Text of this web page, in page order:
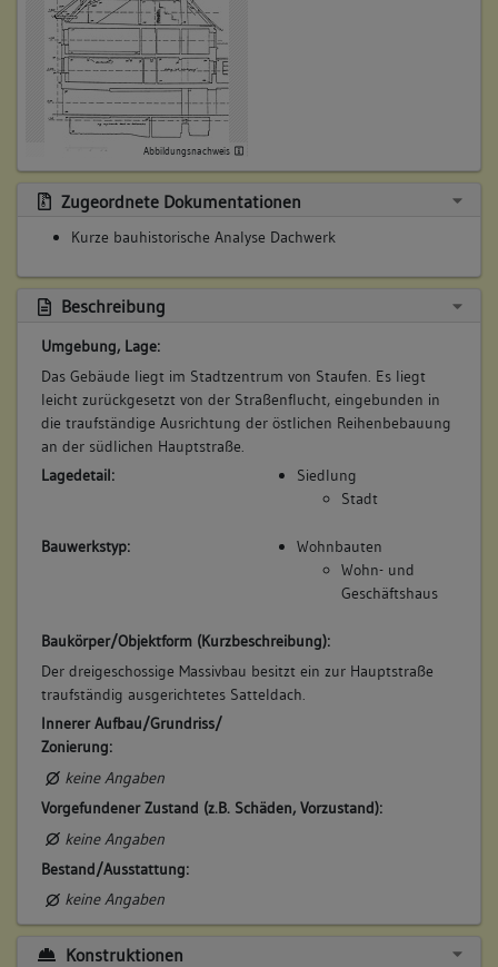
Abbildungsnachweis
Zugeordnete Dokumentationen
Kurze bauhistorische Analyse Dachwerk
Beschreibung
Umgebung, Lage:
Das Gebäude liegt im Stadtzentrum von Staufen. Es liegt
leicht zurückgesetzt von der Straßenflucht, eingebunden in
die traufständige Ausrichtung der östlichen Reihenbebauung
an der südlichen Hauptstraße.
Lagedetail:
Siedlung
Stadt
Bauwerkstyp:
Wohnbauten
Wohn- und
Geschäftshaus
Baukörper/Objektform (Kurzbeschreibung):
Der dreigeschossige Massivbau besitzt ein zur Hauptstraße
traufständig ausgerichtetes Satteldach.
Innerer Aufbau/Grundriss/
Zonierung:
keine Angaben
Vorgefundener Zustand (z.B. Schäden, Vorzustand):
keine Angaben
Bestand/Ausstattung:
keine Angaben
Konstruktionen